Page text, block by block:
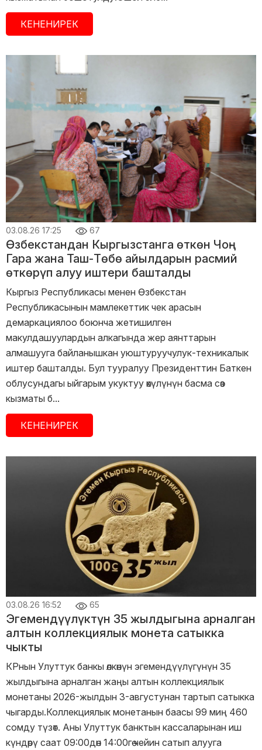
КЕНЕНИРЕК
03.08.26 17:25 67
Өзбекстандан Кыргызстанга өткөн Чоң-
Гара жана Таш-Төбө айылдарын расмий
өткөрүп алуу иштери башталды
Кыргыз Республикасы менен Өзбекстан
Республикасынын мамлекеттик чек арасын
демаркациялоо боюнча жетишилген
макулдашуулардын алкагында жер аянттарын
алмашууга байланышкан уюштуруучулук-техникалык
иштер башталды. Бул тууралуу Президенттин Баткен
облусундагы ыйгарым укуктуу өкүлүнүн басма сөз
кызматы б...
КЕНЕНИРЕК
03.08.26 16:52 65
Эгемендүүлүктүн 35 жылдыгына арналган
алтын коллекциялык монета сатыкка
чыкты
КРнын Улуттук банкы өлкөнүн эгемендүүлүгүнүн 35
жылдыгына арналган жаңы алтын коллекциялык
монетаны 2026-жылдын 3-августунан тартып сатыкка
чыгарды.Коллекциялык монетанын баасы 99 миң 460
сомду түзөт. Аны Улуттук банктын кассаларынан иш
күндөрү саат 09:00дөн 14:00гө чейин сатып алууга